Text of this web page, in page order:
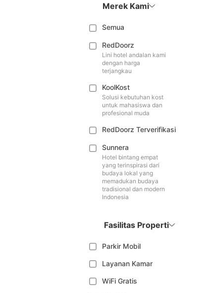
Merek Kami
Semua
RedDoorz
Lini hotel andalan kami
dengan harga
terjangkau
KoolKost
Solusi kebutuhan kost
untuk mahasiswa dan
profesional muda
RedDoorz Terverifikasi
Sunnera
Hotel bintang empat
yang terinspirasi dari
budaya lokal yang
memadukan budaya
tradisional dan modern
Indonesia
Fasilitas Properti
Parkir Mobil
Layanan Kamar
WiFi Gratis